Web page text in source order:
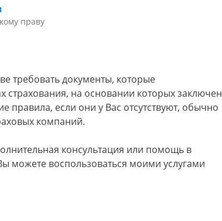
праву
требовать документы, которые
страхования, на основании которых заключен
правила, если они у Вас отсутствуют, обычно
компаний.
консультация или помощь в
можете воспользоваться моими услугами